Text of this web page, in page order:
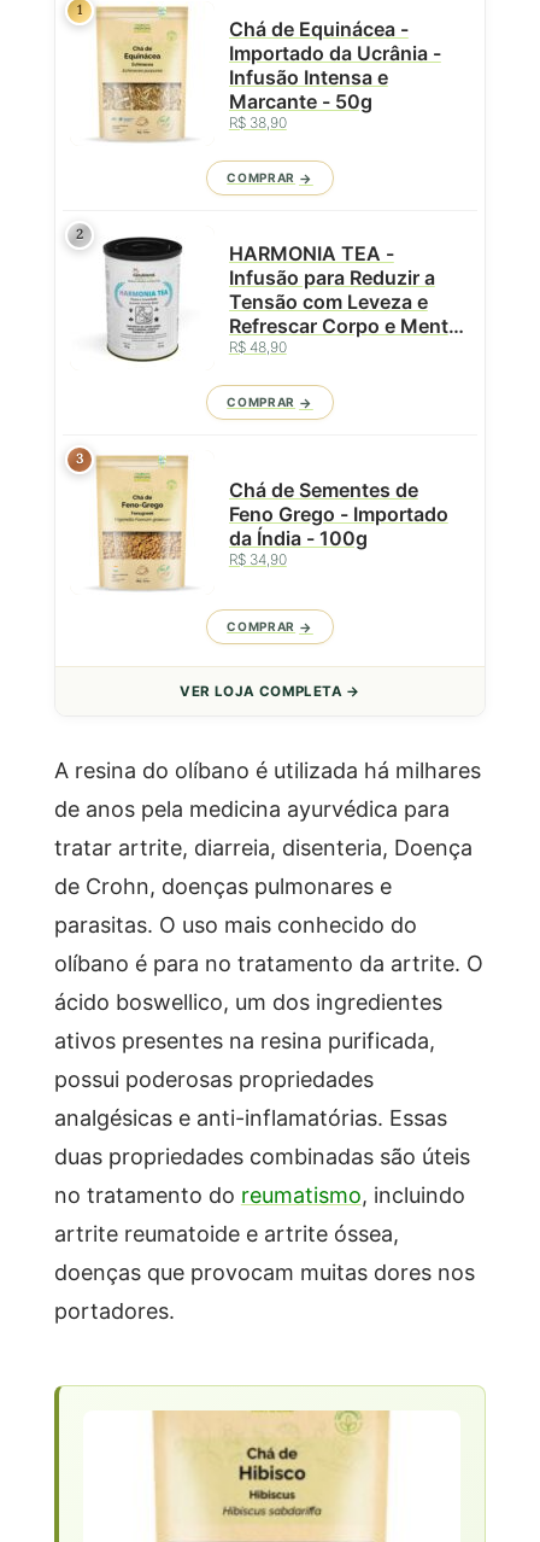
1
Chá de Equinácea -
Importado da Ucrânia -
Infusão Intensa e
Marcante - 50g
R$ 38,90
COMPRAR
2
HARMONIA TEA -
Infusão para Reduzir a
Tensão com Leveza e
Refrescar Corpo e Mente
- Lata - 50g
R$ 48,90
COMPRAR
3
Chá de Sementes de
Feno Grego - Importado
da Índia - 100g
R$ 34,90
COMPRAR
VER LOJA COMPLETA →
A resina do olíbano é utilizada há milhares
de anos pela medicina ayurvédica para
tratar artrite, diarreia, disenteria, Doença
de Crohn, doenças pulmonares e
parasitas. O uso mais conhecido do
olíbano é para no tratamento da artrite. O
ácido boswellico, um dos ingredientes
ativos presentes na resina purificada,
possui poderosas propriedades
analgésicas e anti-inflamatórias. Essas
duas propriedades combinadas são úteis
no tratamento do reumatismo, incluindo
artrite reumatoide e artrite óssea,
doenças que provocam muitas dores nos
portadores.